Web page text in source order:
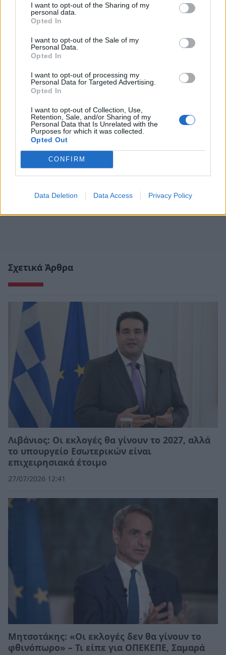
I want to opt-out of the Sharing of my
personal data.
Opted In
I want to opt-out of the Sale of my
Personal Data.
Opted In
I want to opt-out of processing my
Personal Data for Targeted Advertising.
Opted In
I want to opt-out of Collection, Use,
Retention, Sale, and/or Sharing of my
Personal Data that Is Unrelated with the
Purposes for which it was collected.
Opted Out
CONFIRM
Data Deletion Data Access Privacy Policy
Σχετικά Άρθρα
Λιβάνιος: Οι εκλογές θα γίνουν το 2027, αλλά
το υπουργείο Εσωτερικών είναι
επιχειρησιακά έτοιμο
27/07/2026 12:41
Μητσοτάκης: «Οι εκλογές δεν θα γίνουν το
φθινόπωρο» – Τι είπε για ΟΠΕΚΕΠΕ, Σαμαρά